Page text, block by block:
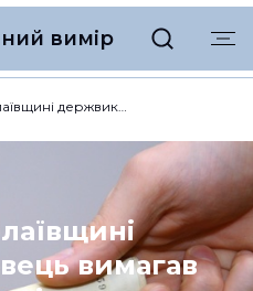
вимір
На Миколаївщині держвиконавець вимагав хабар за довідку про відсутність боргів по аліментах, а отримав вирок
вимагав